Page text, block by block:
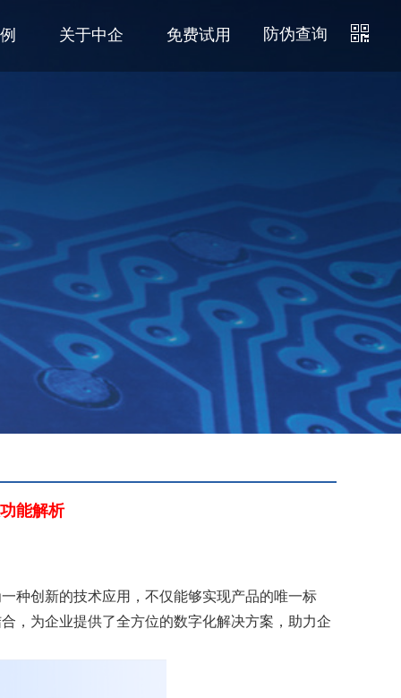
关于中企 免费试用 防伪查询
能解析
种创新的技术应用，不仅能够实现产品的唯一标
，为企业提供了全方位的数字化解决方案，助力企